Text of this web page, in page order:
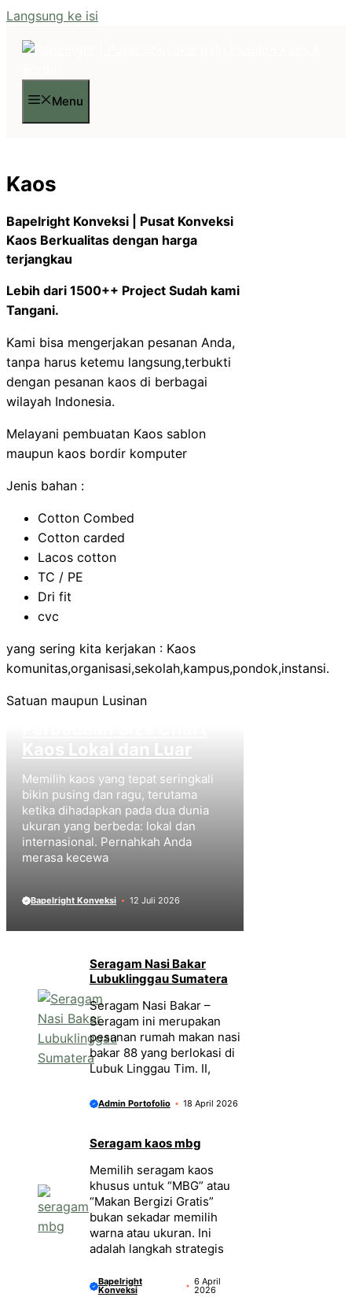
Langsung ke isi
Menu
Kaos
Bapelright Konveksi | Pusat Konveksi
Kaos Berkualitas dengan harga
terjangkau
Lebih dari 1500++ Project Sudah kami
Tangani.
Kami bisa mengerjakan pesanan Anda,
tanpa harus ketemu langsung,terbukti
dengan pesanan kaos di berbagai
wilayah Indonesia.
Melayani pembuatan Kaos sablon
maupun kaos bordir komputer
Jenis bahan :
Cotton Combed
Cotton carded
Lacos cotton
TC / PE
Dri fit
cvc
yang sering kita kerjakan : Kaos
komunitas,organisasi,sekolah,kampus,pondok,instansi.
Satuan maupun Lusinan
Kaos Lokal dan Luar
Memilih kaos yang tepat seringkali
bikin pusing dan ragu, terutama
ketika dihadapkan pada dua dunia
ukuran yang berbeda: lokal dan
internasional. Pernahkah Anda
merasa kecewa
Bapelright Konveksi 12 Juli 2026
Seragam Nasi Bakar
Lubuklinggau Sumatera
Seragam Nasi Bakar –
Seragam ini merupakan
pesanan rumah makan nasi
bakar 88 yang berlokasi di
Lubuk Linggau Tim. II,
Admin Portofolio 18 April 2026
Seragam kaos mbg
Memilih seragam kaos
khusus untuk “MBG” atau
“Makan Bergizi Gratis”
bukan sekadar memilih
warna atau ukuran. Ini
adalah langkah strategis
Bapelright
Konveksi
6 April
2026